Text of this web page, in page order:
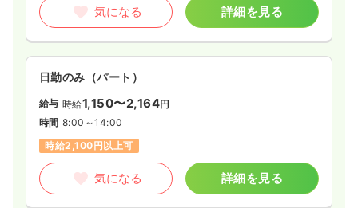
気になる 詳細を見る
日勤のみ（パート）
給与 時給1,150〜2,164円
時間 8:00～14:00
時給2,100円以上可
気になる 詳細を見る